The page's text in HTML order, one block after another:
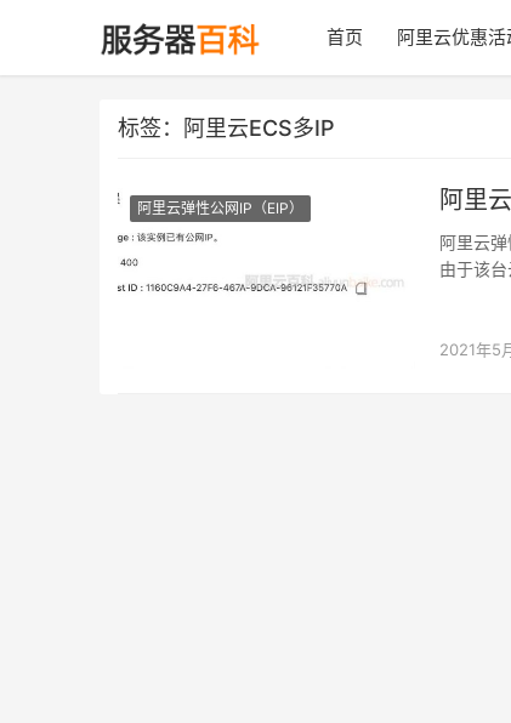
首页 阿里云优惠活
标签：阿里云ECS多IP
阿里云弹性公网IP（EIP） 阿里
阿里云
由于该
2021年5